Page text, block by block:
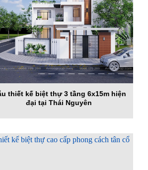
thiết kế biệt thự 3 tầng 6x15m hiện
đại tại Thái Nguyên